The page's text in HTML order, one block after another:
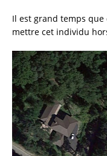
Il est grand temps
mettre cet individu